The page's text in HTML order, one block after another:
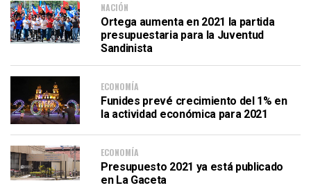
NACIÓN
Ortega aumenta en 2021 la partida
presupuestaria para la Juventud
Sandinista
ECONOMÍA
Funides prevé crecimiento del 1% en
la actividad económica para 2021
ECONOMÍA
Presupuesto 2021 ya está publicado
en La Gaceta